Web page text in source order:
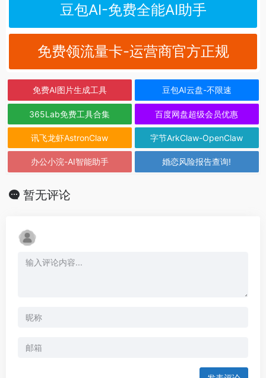
豆包AI-免费全能AI助手
免费领流量卡-运营商官方正规
免费AI图片生成工具 豆包AI云盘-不限速
365Lab免费工具合集 百度网盘超级会员优惠
讯飞龙虾AstronClaw 字节ArkClaw-OpenClaw
办公小浣-AI智能助手 婚恋风险报告查询!
暂无评论